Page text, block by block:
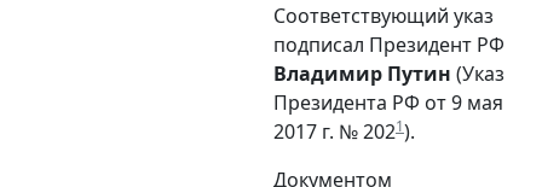
Соответствующий указ
подписал Президент РФ
Владимир Путин (Указ
Президента РФ от 9 мая
2017 г. № 2021).
Документом